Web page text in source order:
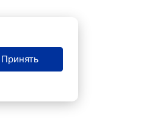
Принять